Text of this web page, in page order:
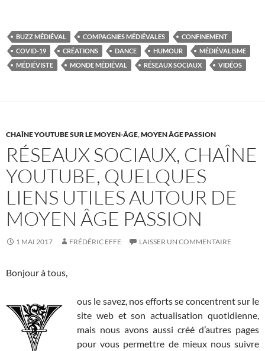
BUZZ MÉDIÉVAL COMPAGNIES MÉDIÉVALES
CONFINEMENT
COVID-19
CRÉATIONS DANCE HUMOUR
MÉDIÉVALISME
MÉDIÉVISTE
MONDE MÉDIÉVAL RÉSEAUX SOCIAUX VIDÉOS
CHAÎNE YOUTUBE SUR LE MOYEN-ÂGE,MOYEN ÂGE PASSION
RÉSEAUX SOCIAUX, CHAÎNE
YOUTUBE, QUELQUES
LIENS UTILES AUTOUR DE
MOYEN ÂGE PASSION
1 MAI 2017 FRÉDÉRIC EFFE LAISSER UN COMMENTAIRE
Bonjour à tous,
ous le savez, nos efforts se concentrent sur le
site web et son actualisation quotidienne,
mais nous avons aussi créé d’autres pages
pour vous permettre de mieux nous suivre